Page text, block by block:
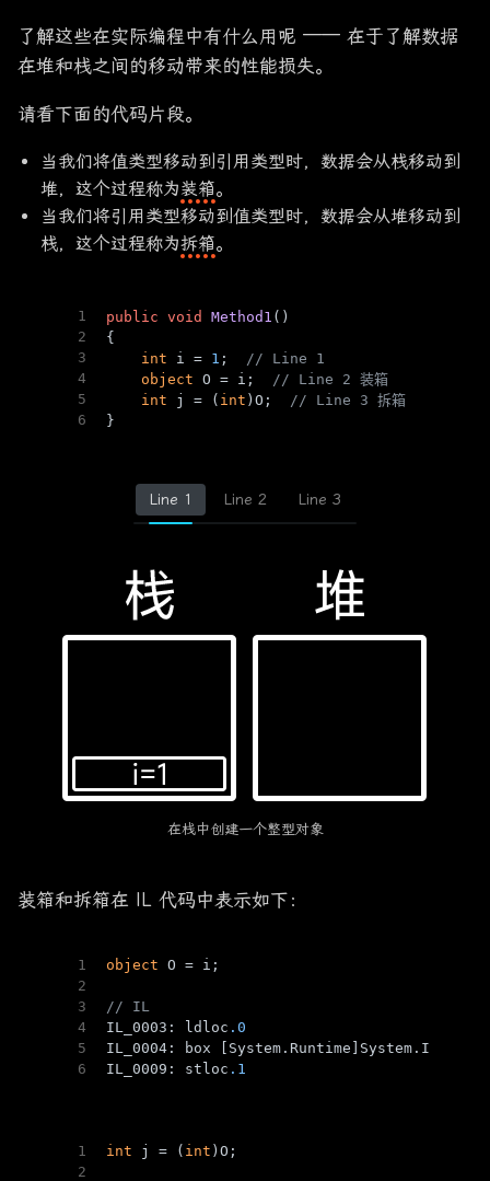
了解这些在实际编程中有什么用呢 —— 在于了解数据
在堆和栈之间的移动带来的性能损失。
请看下面的代码片段。
当我们将值类型移动到引用类型时，数据会从栈移动到
堆，这个过程称为装箱。
当我们将引用类型移动到值类型时，数据会从堆移动到
栈，这个过程称为拆箱。
1
2
3
4
5
6
public void Method1 ()
{
int i = 1 ;
// Line 1
object O = i;
// Line 2 装箱
int j = ( int )O;
// Line 3 拆箱
}
Line 1 Line 2 Line 3
在栈中创建一个整型对象
装箱和拆箱在 IL 代码中表示如下：
1
2
3
4
5
6
object O = i;
// IL
IL_0003: ldloc .0
IL_0004: box [System.Runtime]System.Int32
IL_0009: stloc .1
1
2
int j = ( int )O;